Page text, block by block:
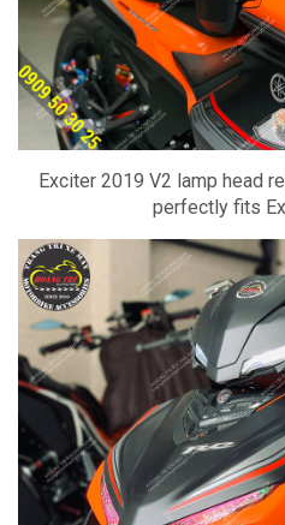
Exciter 2019 V2 lamp head
perfectly fits